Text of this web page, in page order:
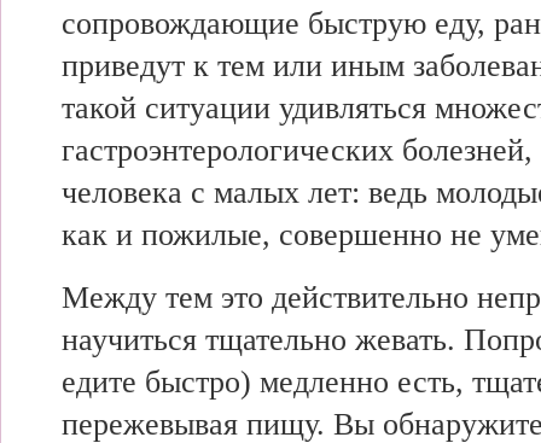
сопровождающие быструю еду,
приведут к тем или иным
такой ситуации удивляться
гастроэнтерологических
человека с малых лет: ведь
как и пожилые, совершенно не
Между тем это действительно
научиться тщательно жевать.
едите быстро) медленно есть,
пережевывая пищу. Вы